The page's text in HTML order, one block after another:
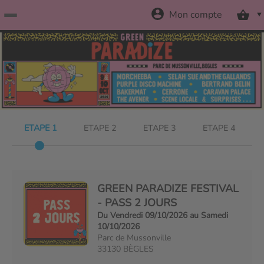
billetterie
Site
Mon compte
ETAPE 1 ETAPE 2 ETAPE 3 ETAPE 4
GREEN PARADIZE FESTIVAL
- PASS 2 JOURS
Du Vendredi 09/10/2026 au Samedi
10/10/2026
Parc de Mussonville
33130 BÈGLES